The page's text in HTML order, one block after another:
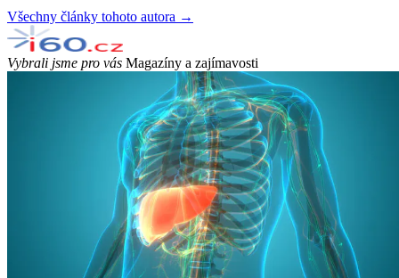
Všechny články tohoto autora →
Vybrali jsme pro vás Magazíny a zajímavosti